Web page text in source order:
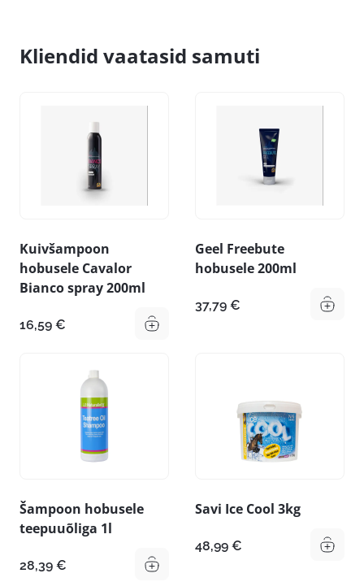
Kliendid vaatasid samuti
Kuivšampoon
hobusele Cavalor
Bianco spray 200ml
16,59 €
Geel Freebute
hobusele 200ml
37,79 €
Šampoon hobusele
teepuuõliga 1l
28,39 €
Savi Ice Cool 3kg
48,99 €